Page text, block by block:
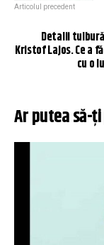
Articolul precedent
Detalii
Kristof Lajos. Ce a
cu o
Ar putea să-